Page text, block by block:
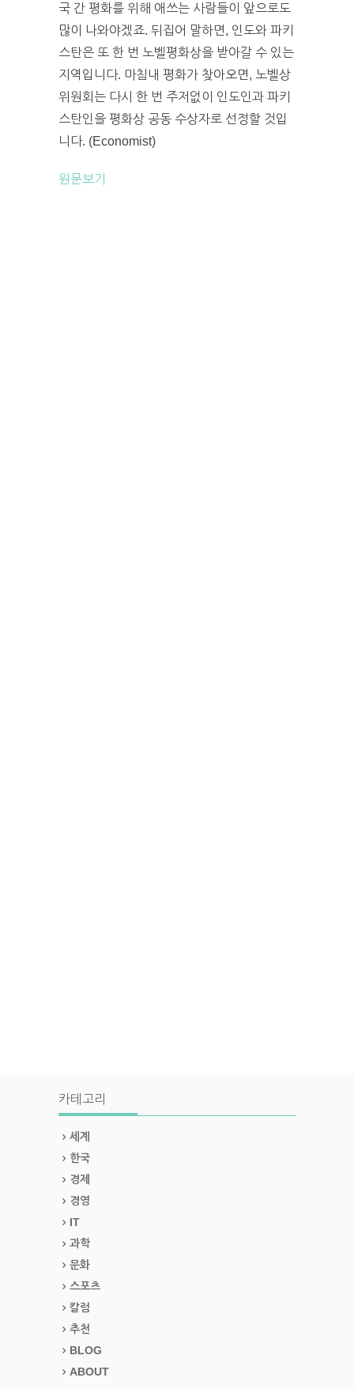
국 간 평화를 위해 애쓰는 사람들이 앞으로도
많이 나와야겠죠. 뒤집어 말하면, 인도와 파키
스탄은 또 한 번 노벨평화상을 받아갈 수 있는
지역입니다. 마침내 평화가 찾아오면, 노벨상
위원회는 다시 한 번 주저없이 인도인과 파키
스탄인을 평화상 공동 수상자로 선정할 것입
니다. (Economist)
원문보기
카테고리
세계
한국
경제
경영
IT
과학
문화
스포츠
칼럼
추천
BLOG
ABOUT